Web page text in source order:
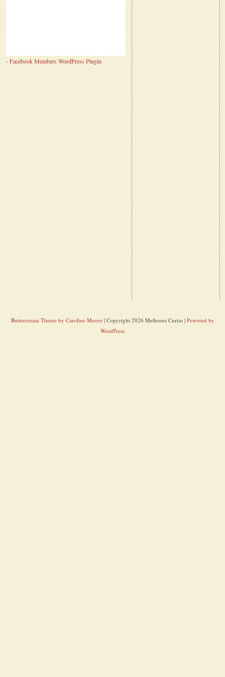
-Facebook Members WordPress Plugin
Buttercream Theme by Caroline Moore| Copyright 2026 Melhores Curtas | Powered by
WordPress